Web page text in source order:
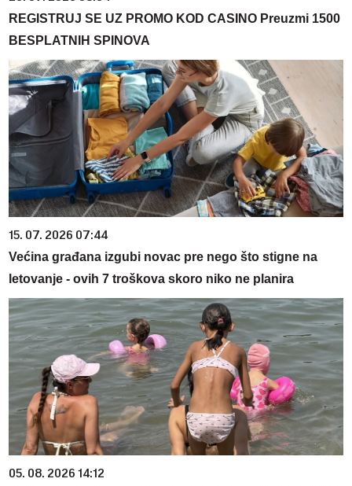
REGISTRUJ SE UZ PROMO KOD CASINO Preuzmi 1500
BESPLATNIH SPINOVA
15. 07. 2026 07:44
Većina građana izgubi novac pre nego što stigne na
letovanje - ovih 7 troškova skoro niko ne planira
05. 08. 2026 14:12